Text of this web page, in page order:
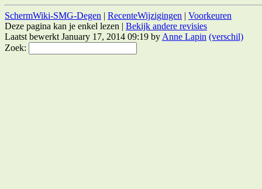
SchermWiki-SMG-Degen | RecenteWijzigingen | Voorkeuren
Deze pagina kan je enkel lezen | Bekijk andere revisies
Laatst bewerkt January 17, 2014 09:19 byAnne Lapin (verschil)
Zoek: